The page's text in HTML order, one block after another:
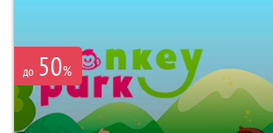
до 50%